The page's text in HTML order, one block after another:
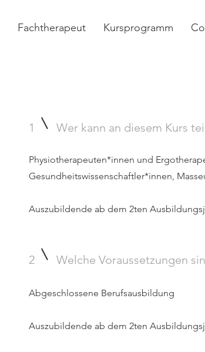
Fachtherapeut Kursprogramm
1 Wer kann an diesem Kurs
Physiotherapeuten*innen und
Gesundheitswissenschaftler*innen,
Auszubildende ab dem 2ten
2 Welche Voraussetzungen
Abgeschlossene Berufsausbildung
Auszubildende ab dem 2ten